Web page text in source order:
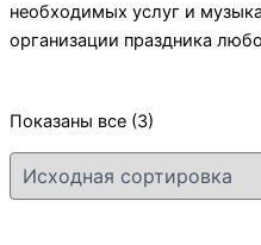
необходимых услуг и
организации праздника
Показаны все (3)